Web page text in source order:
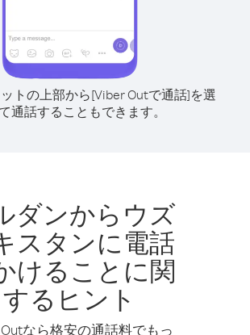
トの上部から[Viber Outで通話]を選
通話することもできます。
ダンからウズ
スタンに電話
けることに関
するヒント
なら格安の通話料でもっ